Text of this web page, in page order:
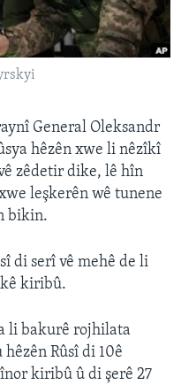
General Oleksandr
hêzên xwe li nêzîkî
zêdetir dike, lê hîn
leşkerên wê tunene
bikin.
di serî vê mehê de li
kiribû.
li bakurê rojhilata
Rûsî di 10ê
kiribû û di şerê 27